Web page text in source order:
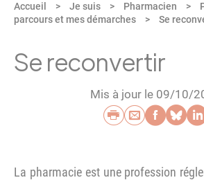
Accueil Je suis Pharmacien
parcours et mes démarches
Se
Se reconvertir
Mis à jour le 09/10/
Imprimer
Envoyer
La pharmacie est une profession